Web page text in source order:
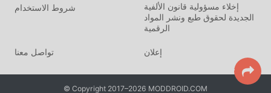
شروط الاستخدام
إخلاء مسؤولية قانون الألفية
الجديدة لحقوق طبع ونشر المواد
الرقمية
تواصل معنا إعلان
© Copyright 2017–2026 MODDROID.COM